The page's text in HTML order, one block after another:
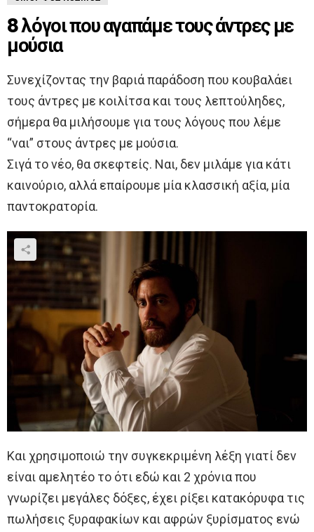
8 λόγοι που αγαπάμε τους άντρες με
μούσια
Συνεχίζοντας την βαριά παράδοση που κουβαλάει
τους άντρες με κοιλίτσα και τους λεπτούληδες,
σήμερα θα μιλήσουμε για τους λόγους που λέμε
“ναι” στους άντρες με μούσια.
Σιγά το νέο, θα σκεφτείς. Ναι, δεν μιλάμε για κάτι
καινούριο, αλλά επαίρουμε μία κλασσική αξία, μία
παντοκρατορία.
Και χρησιμοποιώ την συγκεκριμένη λέξη γιατί δεν
είναι αμελητέο το ότι εδώ και 2 χρόνια που
γνωρίζει μεγάλες δόξες, έχει ρίξει κατακόρυφα τις
πωλήσεις ξυραφακίων και αφρών ξυρίσματος ενώ